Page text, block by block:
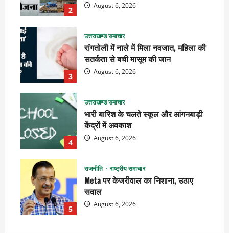
2 August 6, 2026
3
उत्तराखण्ड समाचार
रांगतोली में नाले में मिला नवजात, महिला की
सतर्कता से बची मासूम की जान
August 6, 2026
4
उत्तराखण्ड समाचार
भारी बारिश के चलते स्कूल और आंगनबाड़ी
केंद्रों में अवकाश
August 6, 2026
5
राजनीति राष्ट्रीय समाचार
Meta पर केजरीवाल का निशाना, उठाए
सवाल
August 6, 2026